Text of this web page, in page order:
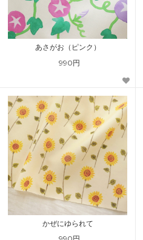
あさがお（ピンク）
990円
かぜにゆられて